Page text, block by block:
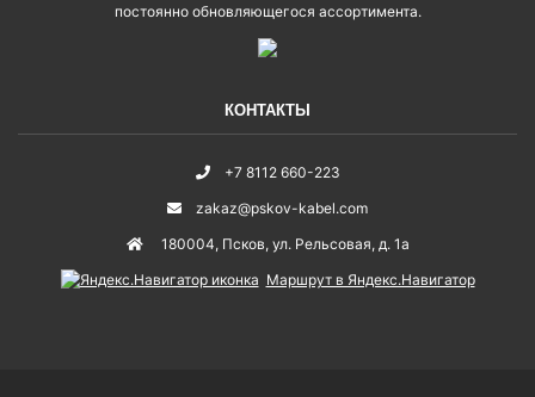
постоянно обновляющегося ассортимента.
КОНТАКТЫ
+7 8112 660-223
zakaz@pskov-kabel.com
180004, Псков, ул. Рельсовая, д. 1а
Маршрут в Яндекс.Навигатор